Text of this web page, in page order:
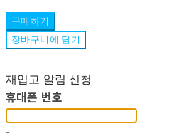
구매하기
장바구니에 담기
재입고 알림 신청
휴대폰 번호